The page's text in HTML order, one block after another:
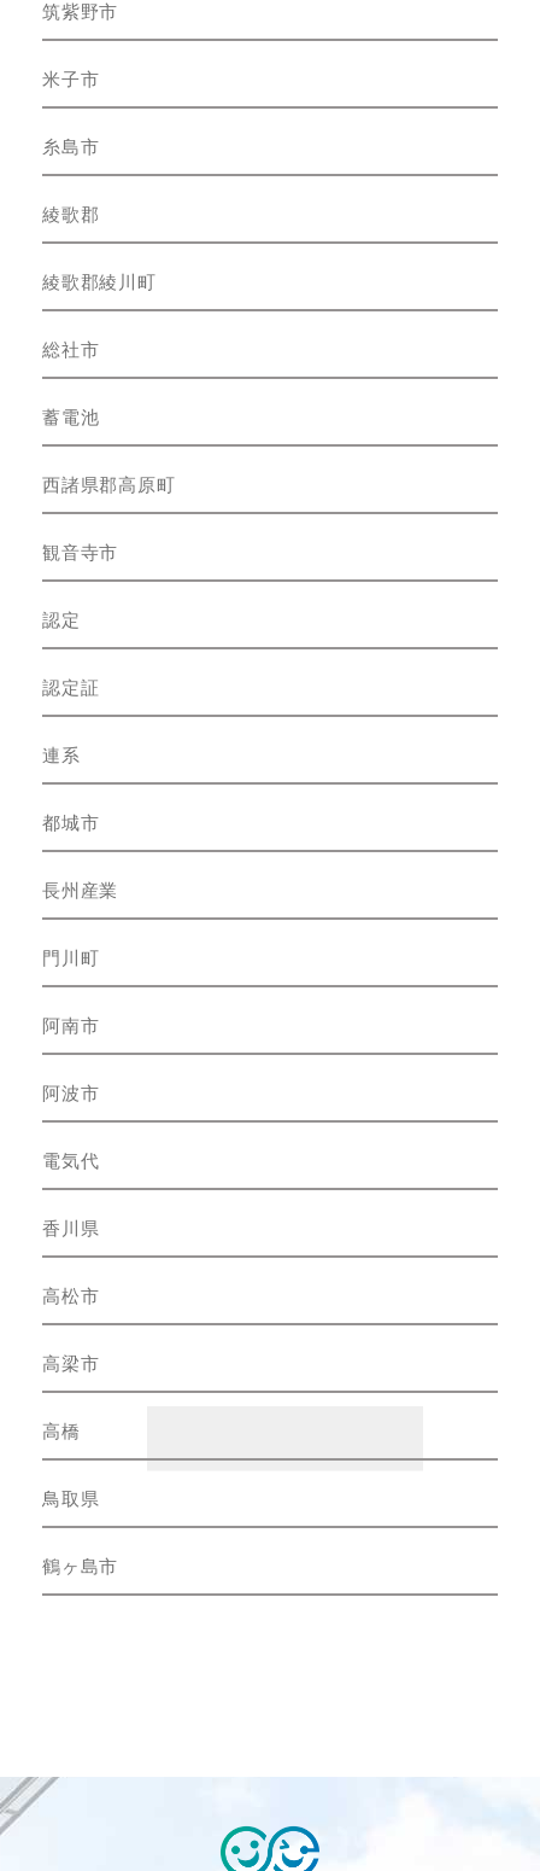
筑紫野市
米子市
糸島市
綾歌郡
綾歌郡綾川町
総社市
蓄電池
西諸県郡高原町
観音寺市
認定
認定証
連系
都城市
長州産業
門川町
阿南市
阿波市
電気代
香川県
高松市
高梁市
高橋
鳥取県
鶴ヶ島市